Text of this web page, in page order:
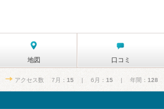
地図 口コミ
アクセス数 7月： 15 | 6月： 15 | 年間： 128